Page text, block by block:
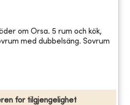
om Orsa. 5 rum och kök,
med dubbelsäng. Sovrum
for tilgjengelighet